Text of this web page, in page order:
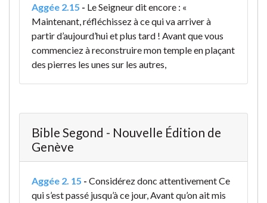
Aggée 2.15 - Le Seigneur dit encore : «
Maintenant, réfléchissez à ce qui va arriver à
partir d’aujourd’hui et plus tard ! Avant que vous
commenciez à reconstruire mon temple en plaçant
des pierres les unes sur les autres,
Bible Segond - Nouvelle Édition de
Genève
Aggée 2. 15 - Considérez donc attentivement Ce
qui s’est passé jusqu’à ce jour, Avant qu’on ait mis